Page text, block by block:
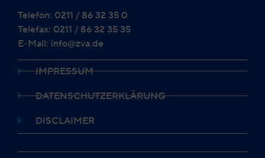
Telefon: 0211 / 86 32 35 0
Telefax: 0211 / 86 32 35 35
E-Mail: info@zva.de
IMPRESSUM
DATENSCHUTZERKLÄRUNG
DISCLAIMER